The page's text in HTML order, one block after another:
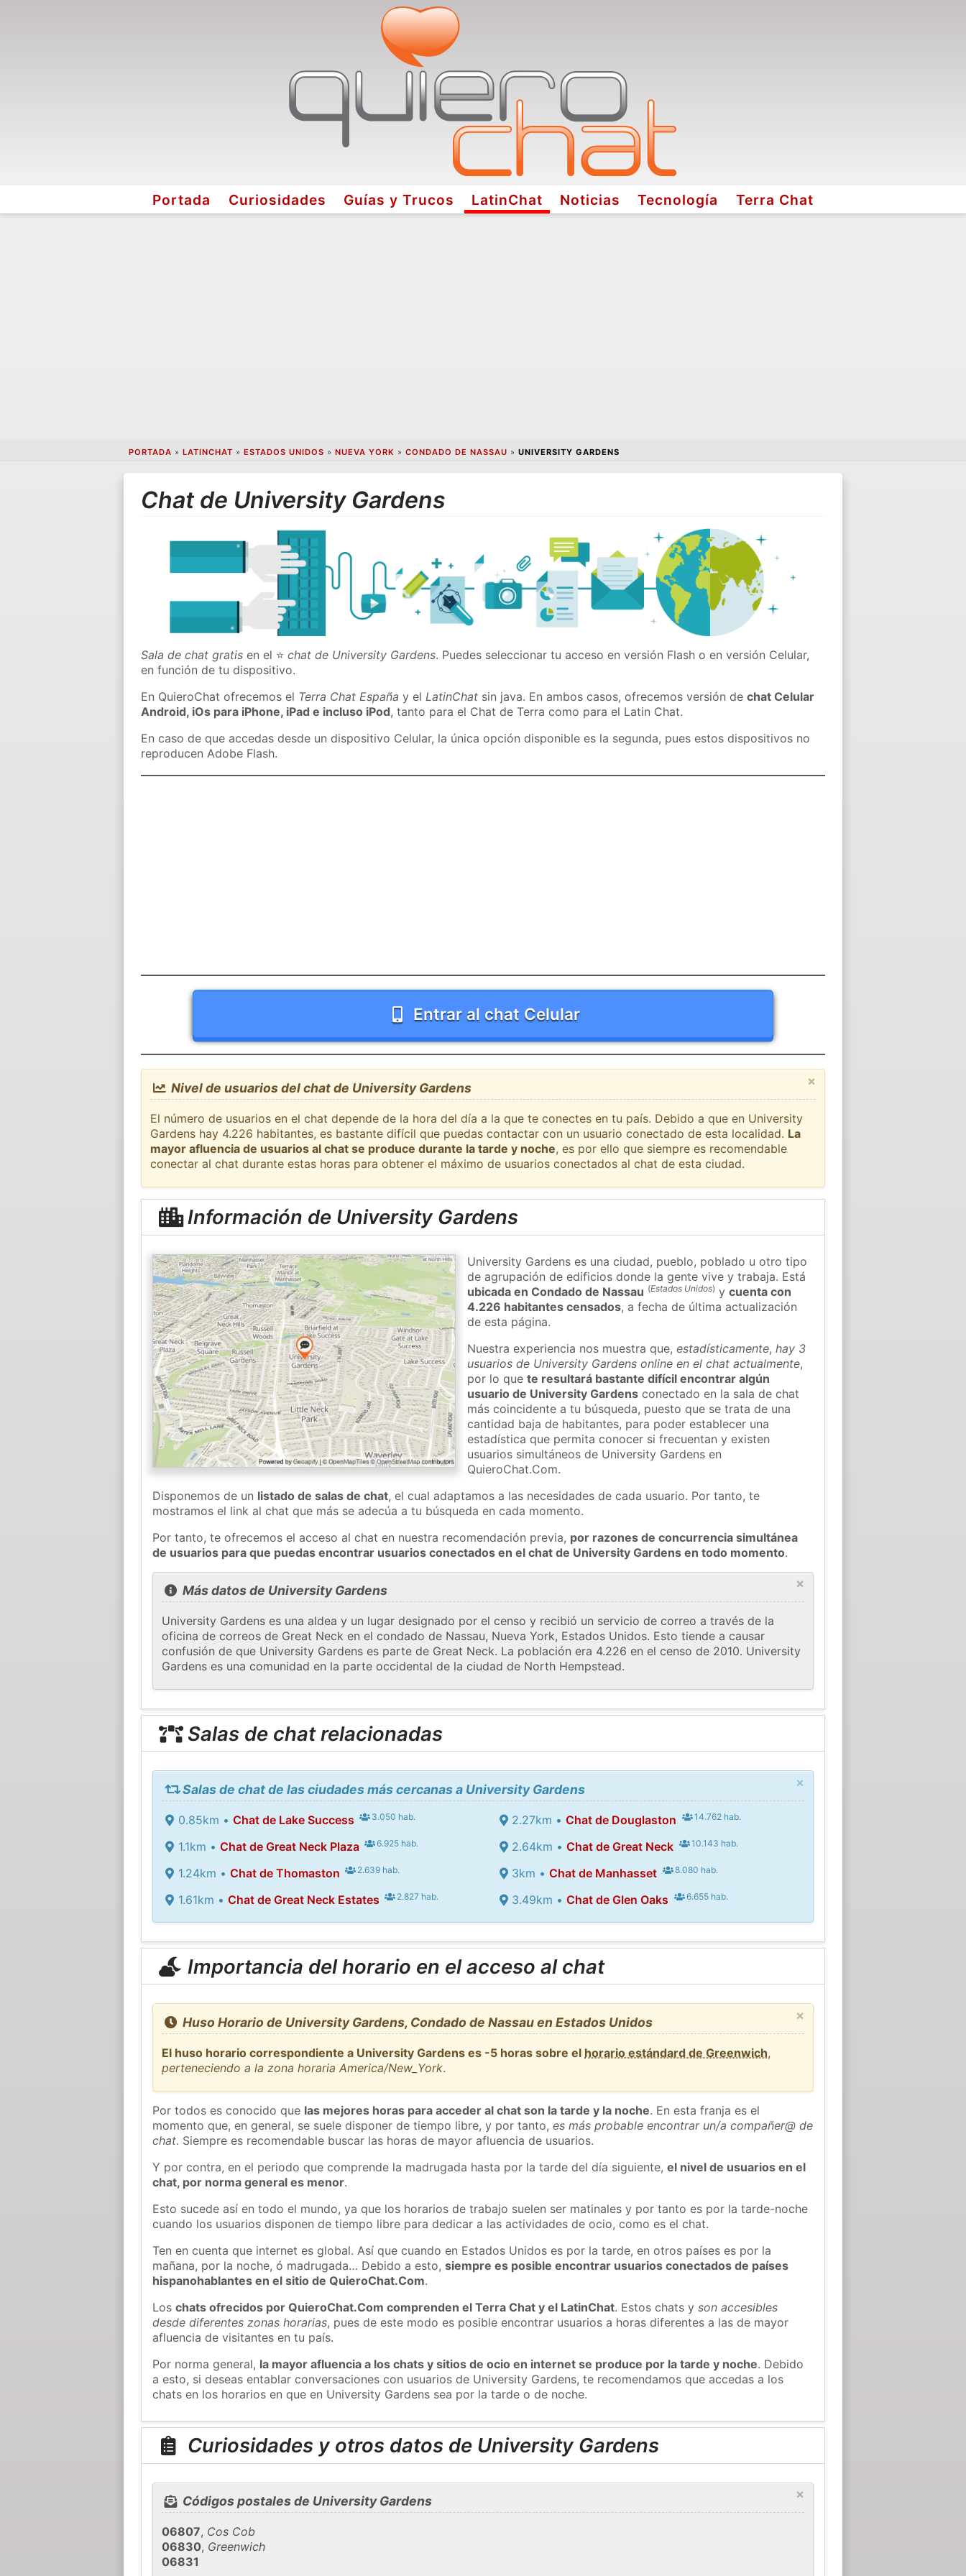
Portada Curiosidades Guías y Trucos LatinChat Noticias Tecnología Terra Chat
PORTADA » LATINCHAT » ESTADOS UNIDOS » NUEVA YORK » CONDADO DE NASSAU » UNIVERSITY GARDENS
Chat de University Gardens
Sala de chat gratis en el ⭐chat de University Gardens. Puedes seleccionar tu acceso en versión Flash o en versión Celular,
en función de tu dispositivo.
En QuieroChat ofrecemos el Terra Chat España y elLatinChat sin java. En ambos casos, ofrecemos versión dechat Celular
Android, iOs para iPhone, iPad e incluso iPod, tanto para el Chat de Terra como para el Latin Chat.
En caso de que accedas desde un dispositivo Celular, la única opción disponible es la segunda, pues estos dispositivos no
reproducen Adobe Flash.
Entrar al chat Celular
×
Nivel de usuarios del chat de University Gardens
El número de usuarios en el chat depende de la hora del día a la que te conectes en tu país. Debido a que en University
Gardens hay 4.226 habitantes, es bastante difícil que puedas contactar con un usuario conectado de esta localidad. La
mayor afluencia de usuarios al chat se produce durante la tarde y noche, es por ello que siempre es recomendable
conectar al chat durante estas horas para obtener el máximo de usuarios conectados al chat de esta ciudad.
Información de University Gardens
University Gardens es una ciudad, pueblo, poblado u otro tipo
de agrupación de edificios donde la gente vive y trabaja. Está
ubicada en Condado de Nassau (Estados Unidos) ycuenta con
4.226 habitantes censados, a fecha de última actualización
de esta página.
Nuestra experiencia nos muestra que,estadísticamente,hay 3
usuarios de University Gardens online en el chat actualmente,
por lo quete resultará bastante difícil encontrar algún
usuario de University Gardens conectado en la sala de chat
más coincidente a tu búsqueda, puesto que se trata de una
cantidad baja de habitantes, para poder establecer una
estadística que permita conocer si frecuentan y existen
usuarios simultáneos de University Gardens en
QuieroChat.Com.
Disponemos de un listado de salas de chat, el cual adaptamos a las necesidades de cada usuario. Por tanto, te
mostramos el link al chat que más se adecúa a tu búsqueda en cada momento.
Por tanto, te ofrecemos el acceso al chat en nuestra recomendación previa, por razones de concurrencia simultánea
de usuarios para que puedas encontrar usuarios conectados en el chat de University Gardens en todo momento.
×
Más datos de University Gardens
University Gardens es una aldea y un lugar designado por el censo y recibió un servicio de correo a través de la
oficina de correos de Great Neck en el condado de Nassau, Nueva York, Estados Unidos. Esto tiende a causar
confusión de que University Gardens es parte de Great Neck. La población era 4.226 en el censo de 2010. University
Gardens es una comunidad en la parte occidental de la ciudad de North Hempstead.
Salas de chat relacionadas
×
Salas de chat de las ciudades más cercanas a University Gardens
0.85km • Chat de Lake Success 3.050 hab.
1.1km • Chat de Great Neck Plaza 6.925 hab.
1.24km • Chat de Thomaston 2.639 hab.
1.61km • Chat de Great Neck Estates 2.827 hab.
2.27km •Chat de Douglaston 14.762 hab.
2.64km •Chat de Great Neck 10.143 hab.
3km •Chat de Manhasset 8.080 hab.
3.49km •Chat de Glen Oaks 6.655 hab.
Importancia del horario en el acceso al chat
×
Huso Horario de University Gardens, Condado de Nassau en Estados Unidos
El huso horario correspondiente a University Gardens es -5 horas sobre el horario estándard de Greenwich,
perteneciendo a la zona horaria America/New_York.
Por todos es conocido que las mejores horas para acceder al chat son la tarde y la noche. En esta franja es el
momento que, en general, se suele disponer de tiempo libre, y por tanto,es más probable encontrar un/a compañer@ de
chat. Siempre es recomendable buscar las horas de mayor afluencia de usuarios.
Y por contra, en el periodo que comprende la madrugada hasta por la tarde del día siguiente,el nivel de usuarios en el
chat, por norma general es menor.
Esto sucede así en todo el mundo, ya que los horarios de trabajo suelen ser matinales y por tanto es por la tarde-noche
cuando los usuarios disponen de tiempo libre para dedicar a las actividades de ocio, como es el chat.
Ten en cuenta que internet es global. Así que cuando en Estados Unidos es por la tarde, en otros países es por la
mañana, por la noche, ó madrugada… Debido a esto,siempre es posible encontrar usuarios conectados de países
hispanohablantes en el sitio de QuieroChat.Com.
Loschats ofrecidos por QuieroChat.Com comprenden el Terra Chat y el LatinChat. Estos chats yson accesibles
desde diferentes zonas horarias, pues de este modo es posible encontrar usuarios a horas diferentes a las de mayor
afluencia de visitantes en tu país.
Por norma general, la mayor afluencia a los chats y sitios de ocio en internet se produce por la tarde y noche. Debido
a esto, si deseas entablar conversaciones con usuarios de University Gardens, te recomendamos que accedas a los
chats en los horarios en que en University Gardens sea por la tarde o de noche.
Curiosidades y otros datos de University Gardens
×
Códigos postales de University Gardens
06807, Cos Cob
06830, Greenwich
06831